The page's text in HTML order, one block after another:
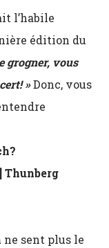
l’habile
édition du
grogner, vous
»Donc, vous
Thunberg
ne sent plus le